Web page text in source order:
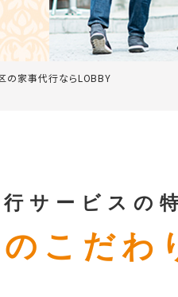
の家事代行ならLOBBY
サービスの
こだわ